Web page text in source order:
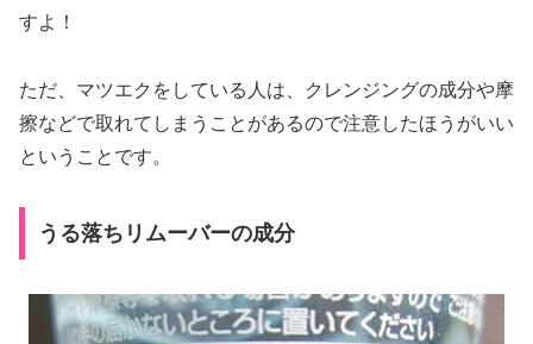
すよ！
ただ、マツエクをしている人は、クレンジングの成分や摩
擦などで取れてしまうことがあるので注意したほうがいい
ということです。
うる落ちリムーバーの成分